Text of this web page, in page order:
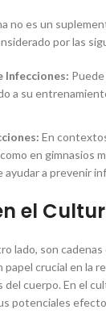
no es un
por las
Infecciones:
a su
En
en gimnasios
ayudar a prevenir
el
lado, son
papel crucial en la
del cuerpo. En el
potenciales